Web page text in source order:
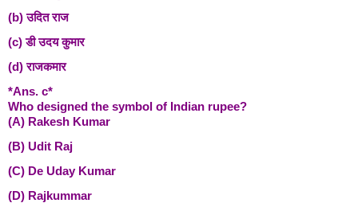
(b) उदित राज
(c) डी उदय कुमार
(d) राजकमार
*Ans. c*
Who designed the symbol of Indian rupee?
(A) Rakesh Kumar
(B) Udit Raj
(C) De Uday Kumar
(D) Rajkummar